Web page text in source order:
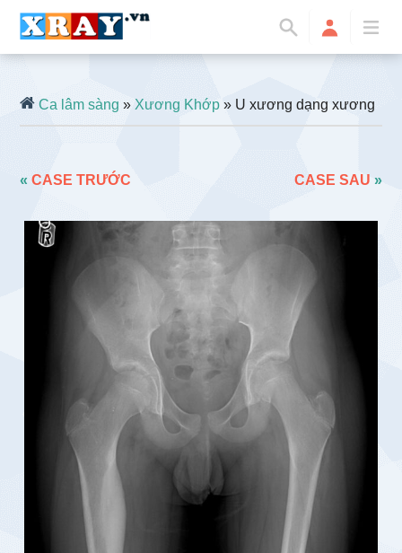
Ca lâm sàng »Xương Khớp » U xương dạng xương
«CASE TRƯỚC CASE SAU »